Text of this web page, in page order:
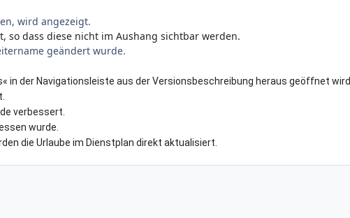
wird angezeigt.
dass diese nicht im Aushang sichtbar werden.
geändert wurde.
in der Navigationsleiste aus der Versionsbeschreibung heraus geöffnet wird.
verbessert.
wurde.
die Urlaube im Dienstplan direkt aktualisiert.